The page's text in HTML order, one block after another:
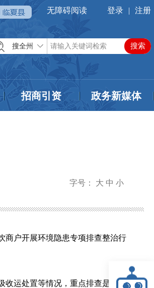
无障碍阅读 登录 | 注册
搜全州
招商引资 政务新媒体
字号： 大 中 小
商户开展环境隐患专项排查整治行
收运处置等情况，重点排查是否存